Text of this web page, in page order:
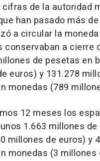
cifras de la autoridad
han pasado más
a circular la
conservaban a cierre
de pesetas en
euros) y 131.278
monedas (789
12 meses los
1.663 millones
millones de euros) y
monedas (3 millones